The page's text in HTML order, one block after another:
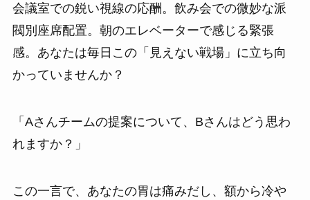
会議室での鋭い視線の応酬。飲み会での微妙な派
閥別座席配置。朝のエレベーターで感じる緊張
感。あなたは毎日この「見えない戦場」に立ち向
かっていませんか？
「Aさんチームの提案について、Bさんはどう思わ
れますか？」
この一言で、あなたの胃は痛みだし、額から冷や